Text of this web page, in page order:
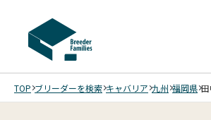
TOP ブリーダーを検索 キャバリア 九州 福岡県